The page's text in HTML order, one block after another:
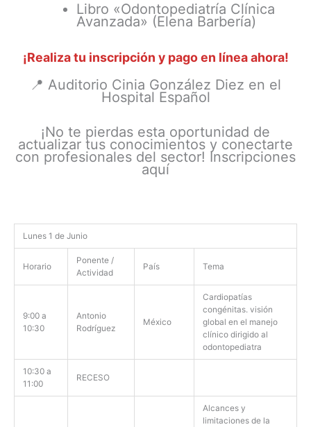
Libro «Odontopediatría Clínica
Avanzada» (Elena Barbería)
¡Realiza tu inscripción y pago en línea ahora!
📍 Auditorio Cinia González Diez en el
Hospital Español
¡No te pierdas esta oportunidad de
actualizar tus conocimientos y conectarte
con profesionales del sector! Inscripciones
aquí
Lunes 1 de Junio
Horario
Ponente /
Actividad
País Tema
9:00 a
10:30
Antonio
Rodríguez
México
Cardiopatías
congénitas. visión
global en el manejo
clínico dirigido al
odontopediatra
10:30 a
11:00
RECESO
Alcances y
limitaciones de la